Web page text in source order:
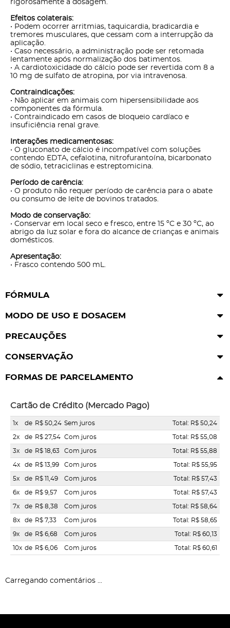
rigorosamente à dosagem.
Efeitos colaterais:
• Podem ocorrer arritmias, taquicardia, bradicardia e
tremores musculares, que cessam com a interrupção da
aplicação.
• Caso necessário, a administração pode ser retomada
lentamente após normalização dos batimentos.
• A cardiotoxicidade do cálcio pode ser revertida com 8 a
10 mg de sulfato de atropina, por via intravenosa.
Contraindicações:
• Não aplicar em animais com hipersensibilidade aos
componentes da fórmula.
• Contraindicado em casos de bloqueio cardíaco e
insuficiência renal grave.
Interações medicamentosas:
• O gluconato de cálcio é incompatível com soluções
contendo EDTA, cefalotina, nitrofurantoína, bicarbonato
de sódio, tetraciclinas e estreptomicina.
Período de carência:
• O produto não requer período de carência para o abate
ou consumo de leite de bovinos tratados.
Modo de conservação:
• Conservar em local seco e fresco, entre 15 ºC e 30 ºC, ao
abrigo da luz solar e fora do alcance de crianças e animais
domésticos.
Apresentação:
• Frasco contendo 500 mL.
FÓRMULA
MODO DE USO E DOSAGEM
PRECAUÇÕES
CONSERVAÇÃO
FORMAS DE PARCELAMENTO
Cartão de Crédito (Mercado Pago)
1x de R$ 50,24 Sem juros Total: R$ 50,24
2x de R$ 27,54 Com juros Total: R$ 55,08
3x de R$ 18,63 Com juros Total: R$ 55,88
4x de R$ 13,99 Com juros Total: R$ 55,95
5x de R$ 11,49 Com juros Total: R$ 57,43
6x de R$ 9,57 Com juros Total: R$ 57,43
7x de R$ 8,38 Com juros Total: R$ 58,64
8x de R$ 7,33 Com juros Total: R$ 58,65
9x de R$ 6,68 Com juros Total: R$ 60,13
10x de R$ 6,06 Com juros Total: R$ 60,61
Carregando comentários ...